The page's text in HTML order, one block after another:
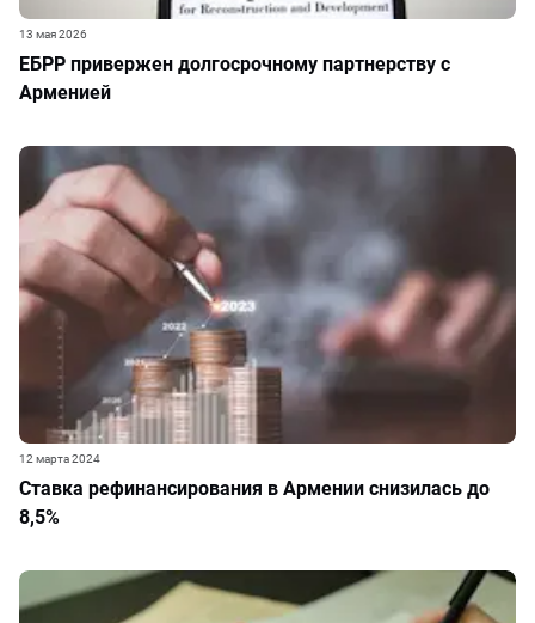
ЕБРР привержен долгосрочному партнерству с
Арменией
13 мая 2026
Ставка рефинансирования в Армении снизилась до
8,5%
12 марта 2024